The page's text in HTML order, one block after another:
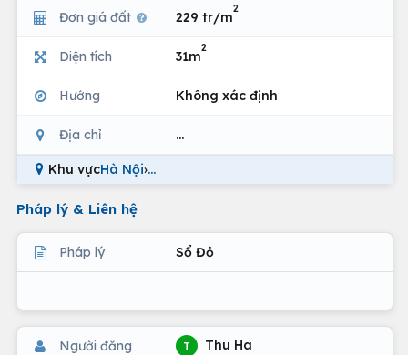
Đơn giá đất 229 tr/m
2
Diện tích 31m
2
Hướng Không xác định
Địa chỉ ...
Khu vựcHà Nội›...
Pháp lý & Liên hệ
Pháp lý Sổ Đỏ
Người đăng T Thu Ha